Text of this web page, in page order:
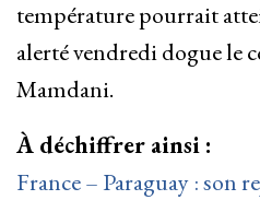
température pourrait
alerté vendredi dogue le
Mamdani.
À déchiffrer ainsi :
France – Paraguay : son